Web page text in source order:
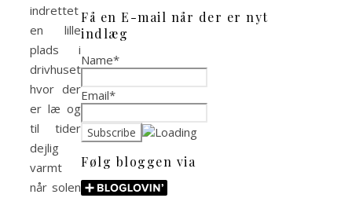
indrettet
en lille
plads i
drivhuset,
hvor der
er læ og
til tider
dejlig
varmt
når solen
Få en E-mail når der er nyt
indlæg
Name*
Email*
Følg bloggen via